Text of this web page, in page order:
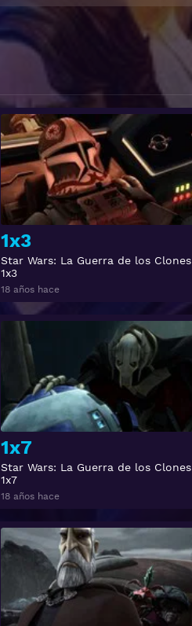
Ver
1x3
Star Wars: La Guerra de los Clones
1x3
18 años hace
Ver
1x7
Star Wars: La Guerra de los Clones
1x7
18 años hace
Ver